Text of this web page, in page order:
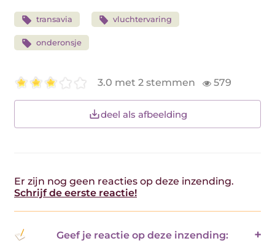
transavia vluchtervaring
onderonsje
3.0 met 2 stemmen 579
deel als afbeelding
Er zijn nog geen reacties op deze inzending.
Schrijf de eerste reactie!
Geef je reactie op deze inzending: